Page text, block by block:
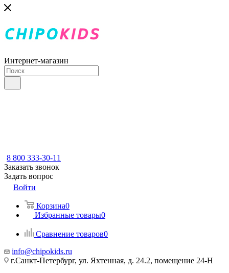
Интернет-магазин
8 800 333-30-11
Заказать звонок
Задать вопрос
Войти
Корзина0
Избранные товары0
Сравнение товаров0
info@chipokids.ru
г.Санкт-Петербург, ул. Яхтенная, д. 24.2, помещение 24-Н